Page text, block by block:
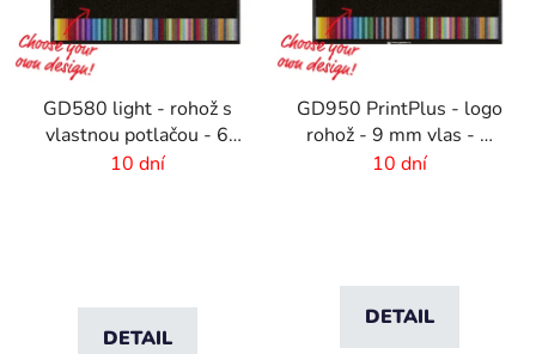
GD580 light - rohož s
vlastnou potlačou - 6
mm vlas
10 dní
DETAIL
GD950 PrintPlus - logo
rohož - 9 mm vlas - 2
cm gumový okraj
10 dní
DETAIL